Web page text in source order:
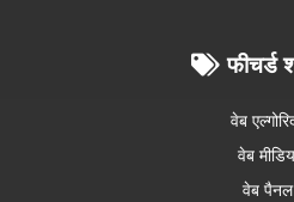
फीचर्ड
वेब
वेब
वेब पैनल